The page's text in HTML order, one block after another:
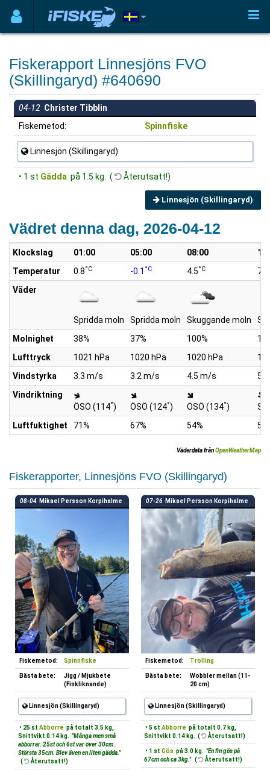
Fiskerapport Linnesjöns FVO
(Skillingaryd) #640690
04-12 Christer Tibblin
Fiskemetod:
Spinnfiske
Linnesjön (Skillingaryd)
• 1 st Gädda på 1.5 kg. ( Återutsatt!)
Linnesjön (Skillingaryd)
Vädret denna dag, 2026-04-12
Klockslag 01:00 05:00 08:00
Temperatur
0.8°C -0.1 °C 4.5°C 7.4
Väder
Spridda moln Spridda moln Skuggande moln
Molnighet
38% 37% 100%
Lufttryck
1021 hPa 1020 hPa 1020 hPa
Vindstyrka
3.3 m/s 3.2 m/s 4.5 m/s
Vindriktning
ÖSÖ (114°) ÖSÖ (124°) ÖSÖ (134°)
Luftfuktighet
71% 67% 54%
Väderdata frånOpenWeatherMap
Fiskerapporter, Linnesjöns FVO (Skillingaryd)
08-04 Mikael Persson Korpihalme
Fiskemetod: Spinnfiske
Bästa bete:
Jigg / Mjukbete
(Fiskliknande)
Linnesjön (Skillingaryd)
• 25 st Abborre på totalt 3.5 kg,
Snittvikt 0.14 kg. "Många men små
abborrar. 25st och 6st var över 30cm .
Största 35cm. Blev även en liten gädda."
(
Återutsatt!)
07-26 Mikael Persson Korpihalme
Fiskemetod: Trolling
Bästa bete:
Wobbler mellan (11-
20 cm)
Linnesjön (Skillingaryd)
• 5 st Abborre på totalt 0.7 kg,
Snittvikt 0.14 kg. (
Återutsatt!)
• 1 st Gös på 3.0 kg. "En fin gös på
67cm och ca 3kg." ( Återutsatt!)